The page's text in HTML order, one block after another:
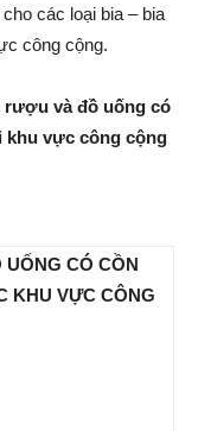
các loại bia – bia
công cộng.
rượu và đồ uống có
khu vực công cộng
CÓ CỒN
KHU VỰC CÔNG